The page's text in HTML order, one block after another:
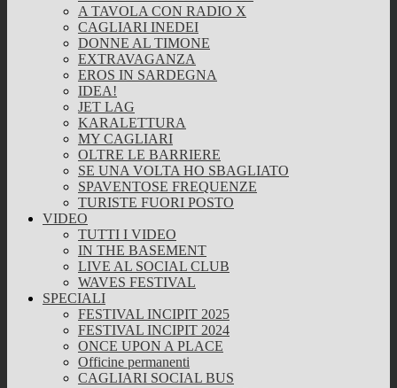
A TAVOLA CON RADIO X
CAGLIARI INEDEI
DONNE AL TIMONE
EXTRAVAGANZA
EROS IN SARDEGNA
IDEA!
JET LAG
KARALETTURA
MY CAGLIARI
OLTRE LE BARRIERE
SE UNA VOLTA HO SBAGLIATO
SPAVENTOSE FREQUENZE
TURISTE FUORI POSTO
VIDEO
TUTTI I VIDEO
IN THE BASEMENT
LIVE AL SOCIAL CLUB
WAVES FESTIVAL
SPECIALI
FESTIVAL INCIPIT 2025
FESTIVAL INCIPIT 2024
ONCE UPON A PLACE
Officine permanenti
CAGLIARI SOCIAL BUS